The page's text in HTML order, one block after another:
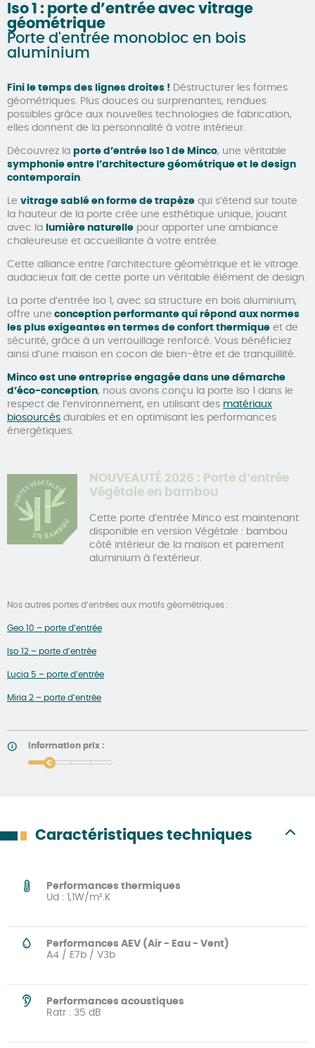
Iso 1 : porte d’entrée avec vitrage
géométrique
Porte d'entrée monobloc en bois
aluminium
Fini le temps des lignes droites ! Déstructurer les formes
géométriques. Plus douces ou surprenantes, rendues
possibles grâce aux nouvelles technologies de fabrication,
elles donnent de la personnalité à votre intérieur.
Découvrez la porte d’entrée Iso 1 de Minco, une véritable
symphonie entre l’architecture géométrique et le design
contemporain
Le vitrage sablé en forme de trapèze qui s’étend sur toute
la hauteur de la porte crée une esthétique unique, jouant
avec la lumière naturelle pour apporter une ambiance
chaleureuse et accueillante à votre entrée.
Cette alliance entre l’architecture géométrique et le vitrage
audacieux fait de cette porte un véritable élément de design.
La porte d’entrée Iso 1, avec sa structure en bois aluminium,
offre une conception performante qui répond aux normes
les plus exigeantes en termes de confort thermique et de
sécurité, grâce à un verrouillage renforcé. Vous bénéficiez
ainsi d’une maison en cocon de bien-être et de tranquillité.
Minco est une entreprise engagée dans une démarche
d’éco-conception, nous avons conçu la porte Iso 1 dans le
respect de l’environnement, en utilisant des matériaux
biosourcés durables et en optimisant les performances
énergétiques.
NOUVEAUTÉ 2026 : Porte d’entrée
Végétale en bambou
Cette porte d’entrée Minco est maintenant
disponible en version Végétale : bambou
côté intérieur de la maison et parement
aluminium à l’extérieur.
Nos autres portes d’entrées aux motifs géométriques :
Geo 10 – porte d’entrée
Iso 12 – porte d’entrée
Lucia 5 – porte d’entrée
Miria 2 – porte d’entrée
Information prix :
Caractéristiques techniques
Performances thermiques
Ud : 1,1W/m².K
Performances AEV (Air - Eau - Vent)
A4 / E7b / V3b
Performances acoustiques
Ratr : 35 dB